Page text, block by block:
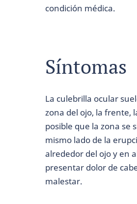
condición médica.
Síntomas
La culebrilla ocular
zona del ojo, la frente,
posible que la zona se
mismo lado de la
alrededor del ojo y en
presentar dolor de
malestar.